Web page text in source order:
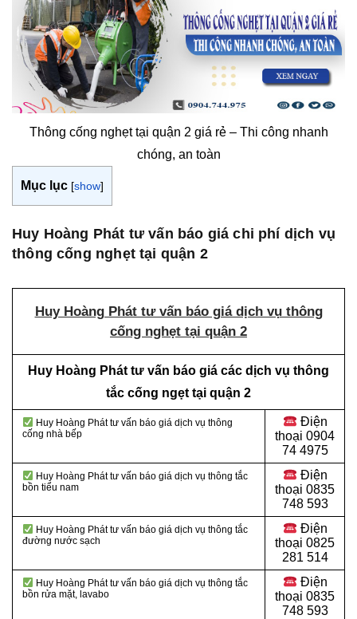
Thông cống nghẹt tại quận 2 giá rẻ – Thi công nhanh
chóng, an toàn
Mục lục [show]
Huy Hoàng Phát tư vấn báo giá chi phí dịch vụ
thông cống nghẹt tại quận 2
Huy Hoàng Phát tư vấn báo giá dịch vụ thông
cống nghẹt tại quận 2
Huy Hoàng Phát tư vấn báo giá các dịch vụ thông
tắc cống ngẹt tại quận 2
Huy Hoàng Phát tư vấn báo giá dịch vụ thông
cống nhà bếp
Điện
thoại 0904
74 4975
Huy Hoàng Phát tư vấn báo giá dịch vụ thông tắc
bồn tiểu nam
Điện
thoại 0835
748 593
Huy Hoàng Phát tư vấn báo giá dịch vụ thông tắc
đường nước sạch
Điện
thoại 0825
281 514
Huy Hoàng Phát tư vấn báo giá dịch vụ thông tắc
bồn rửa mặt, lavabo
Điện
thoại 0835
748 593